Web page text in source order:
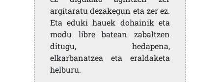
argitaratu dezakegun eta zer ez.
Eta eduki hauek dohainik eta
modu libre batean zabaltzen
ditugu, hedapena,
elkarbanatzea eta eraldaketa
helburu.